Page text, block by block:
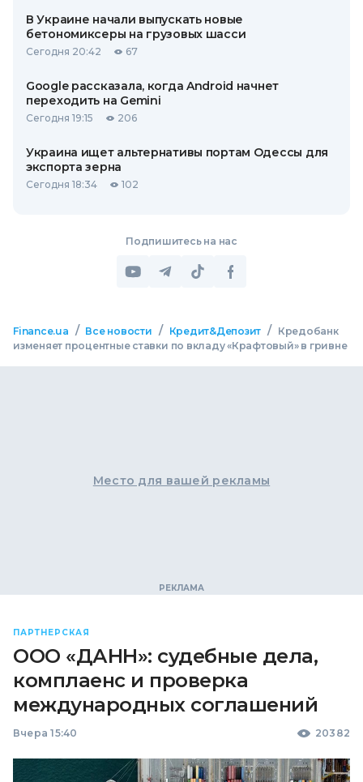
В Украине начали выпускать новые
бетономиксеры на грузовых шасси
Сегодня 20:42 67
Google рассказала, когда Android начнет
переходить на Gemini
Сегодня 19:15 206
Украина ищет альтернативы портам Одессы для
экспорта зерна
Сегодня 18:34 102
Подпишитесь на нас
Finance.ua / Все новости / Кредит&Депозит /
Кредобанк
изменяет процентные ставки по вкладу «Крафтовый» в гривне
Место для вашей рекламы
ПАРТНЕРСКАЯ
ООО «ДАНН»: судебные дела,
комплаенс и проверка
международных соглашений
Вчера 15:40 20382